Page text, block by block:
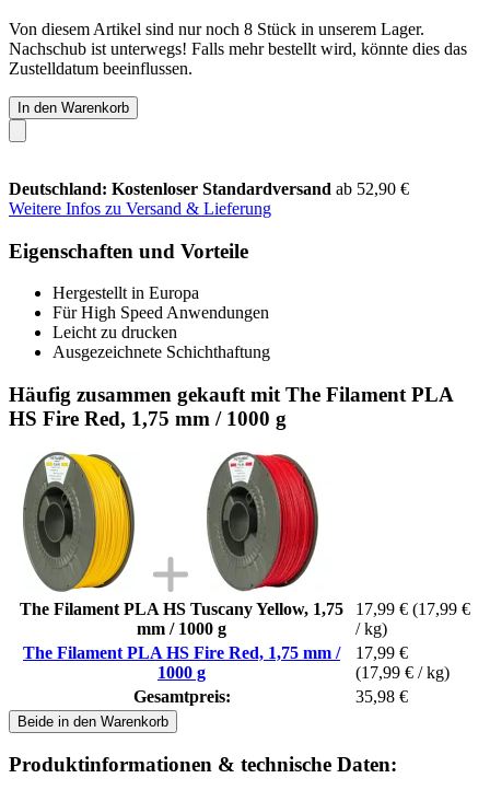
Von diesem Artikel sind nur noch 8 Stück in unserem Lager.
Nachschub ist unterwegs! Falls mehr bestellt wird, könnte dies das
Zustelldatum beeinflussen.
In den Warenkorb
Deutschland: Kostenloser Standardversand ab 52,90 €
Weitere Infos zu Versand & Lieferung
Eigenschaften und Vorteile
Hergestellt in Europa
Für High Speed Anwendungen
Leicht zu drucken
Ausgezeichnete Schichthaftung
Häufig zusammen gekauft mit The Filament PLA
HS Fire Red, 1,75 mm / 1000 g
The Filament PLA HS Tuscany Yellow, 1,75
mm / 1000 g
17,99 € (17,99 €
/ kg)
The Filament PLA HS Fire Red, 1,75 mm /
1000 g
17,99 €
(17,99 € / kg)
Gesamtpreis:
35,98 €
Beide in den Warenkorb
Produktinformationen & technische Daten: